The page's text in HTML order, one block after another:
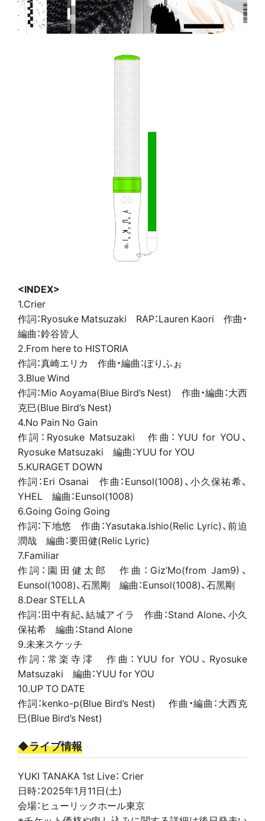
<INDEX>
1.Crier
作詞：Ryosuke Matsuzaki RAP：Lauren Kaori 作曲・
編曲：鈴谷皆人
2.From here to HISTORIA
作詞：真崎エリカ 作曲・編曲：ぽりふぉ
3.Blue Wind
作詞：Mio Aoyama(Blue Bird’s Nest) 作曲・編曲：大西
克巳(Blue Bird’s Nest)
4.No Pain No Gain
作詞：Ryosuke Matsuzaki 作曲：YUU for YOU、
Ryosuke Matsuzaki 編曲：YUU for YOU
5.KURAGET DOWN
作詞：Eri Osanai 作曲：Eunsol(1008)、小久保祐希、
YHEL 編曲：Eunsol(1008)
6.Going Going Going
作詞：下地悠 作曲：Yasutaka.Ishio(Relic Lyric)、前迫
潤哉 編曲：要田健(Relic Lyric)
7.Familiar
作詞：園田健太郎 作曲：Giz’Mo(from Jam9)、
Eunsol(1008)、石黑剛 編曲：Eunsol(1008)、石黑剛
8.Dear STELLA
作詞：田中有紀、結城アイラ 作曲：Stand Alone、小久
保祐希 編曲：Stand Alone
9.未来スケッチ
作詞：常楽寺澪 作曲：YUU for YOU、Ryosuke
Matsuzaki 編曲：YUU for YOU
10.UP TO DATE
作詞：kenko-p(Blue Bird’s Nest) 作曲・編曲：大西克
巳(Blue Bird’s Nest)
◆ライブ情報
YUKI TANAKA 1st Live： Crier
日時：2025年1月11日(土)
会場：ヒューリックホール東京